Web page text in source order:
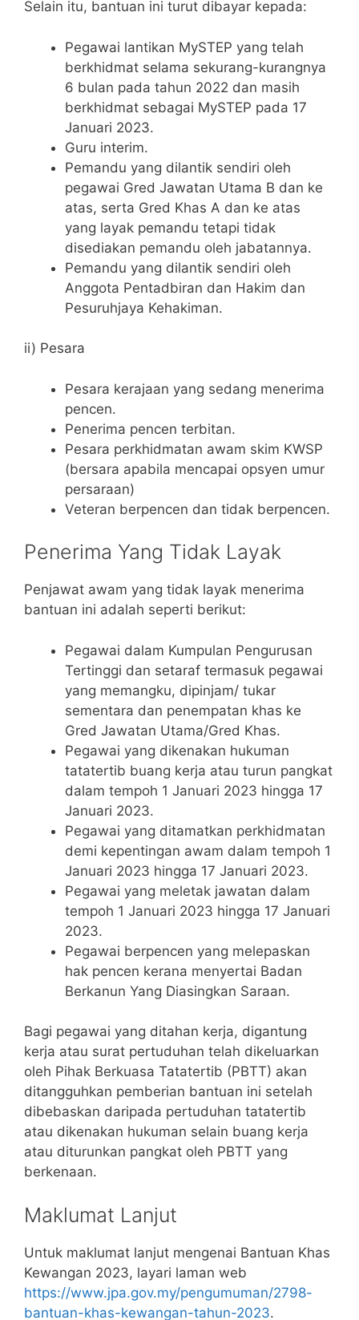
Selain itu, bantuan ini turut dibayar kepada:
Pegawai lantikan MySTEP yang telah
berkhidmat selama sekurang-kurangnya
6 bulan pada tahun 2022 dan masih
berkhidmat sebagai MySTEP pada 17
Januari 2023.
Guru interim.
Pemandu yang dilantik sendiri oleh
pegawai Gred Jawatan Utama B dan ke
atas, serta Gred Khas A dan ke atas
yang layak pemandu tetapi tidak
disediakan pemandu oleh jabatannya.
Pemandu yang dilantik sendiri oleh
Anggota Pentadbiran dan Hakim dan
Pesuruhjaya Kehakiman.
ii) Pesara
Pesara kerajaan yang sedang menerima
pencen.
Penerima pencen terbitan.
Pesara perkhidmatan awam skim KWSP
(bersara apabila mencapai opsyen umur
persaraan)
Veteran berpencen dan tidak berpencen.
Penerima Yang Tidak Layak
Penjawat awam yang tidak layak menerima
bantuan ini adalah seperti berikut:
Pegawai dalam Kumpulan Pengurusan
Tertinggi dan setaraf termasuk pegawai
yang memangku, dipinjam/ tukar
sementara dan penempatan khas ke
Gred Jawatan Utama/Gred Khas.
Pegawai yang dikenakan hukuman
tatatertib buang kerja atau turun pangkat
dalam tempoh 1 Januari 2023 hingga 17
Januari 2023.
Pegawai yang ditamatkan perkhidmatan
demi kepentingan awam dalam tempoh 1
Januari 2023 hingga 17 Januari 2023.
Pegawai yang meletak jawatan dalam
tempoh 1 Januari 2023 hingga 17 Januari
2023.
Pegawai berpencen yang melepaskan
hak pencen kerana menyertai Badan
Berkanun Yang Diasingkan Saraan.
Bagi pegawai yang ditahan kerja, digantung
kerja atau surat pertuduhan telah dikeluarkan
oleh Pihak Berkuasa Tatatertib (PBTT) akan
ditangguhkan pemberian bantuan ini setelah
dibebaskan daripada pertuduhan tatatertib
atau dikenakan hukuman selain buang kerja
atau diturunkan pangkat oleh PBTT yang
berkenaan.
Maklumat Lanjut
Untuk maklumat lanjut mengenai Bantuan Khas
Kewangan 2023, layari laman web
https://www.jpa.gov.my/pengumuman/2798-
bantuan-khas-kewangan-tahun-2023.